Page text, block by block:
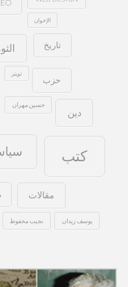
الإخوان
تاريخ
تويتر
حزب
حسين مهران
دين
كتب
مقالات
نجيب محفوظ يوسف زيدان